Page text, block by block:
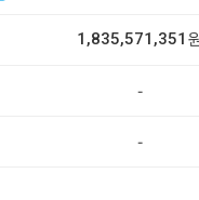
1,835,571,351
-
-